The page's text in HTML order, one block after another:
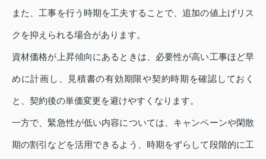
また、工事を行う時期を工夫することで、追加の値上げリス
クを抑えられる場合があります。
資材価格が上昇傾向にあるときは、必要性が高い工事ほど早
めに計画し、見積書の有効期限や契約時期を確認しておく
と、契約後の単価変更を避けやすくなります。
一方で、緊急性が低い内容については、キャンペーンや閑散
期の割引などを活用できるよう、時期をずらして段階的に工